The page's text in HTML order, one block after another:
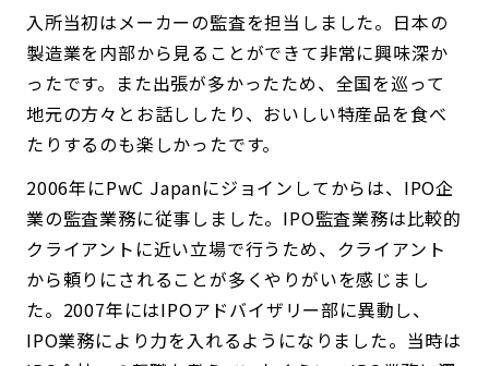
入所当初はメーカーの監査を担当しました。日本の
製造業を内部から見ることができて非常に興味深か
ったです。また出張が多かったため、全国を巡って
地元の方々とお話ししたり、おいしい特産品を食べ
たりするのも楽しかったです。
2006年にPwC Japanにジョインしてからは、IPO企
業の監査業務に従事しました。IPO監査業務は比較的
クライアントに近い立場で行うため、クライアント
から頼りにされることが多くやりがいを感じまし
た。2007年にはIPOアドバイザリー部に異動し、
IPO業務により力を入れるようになりました。当時は